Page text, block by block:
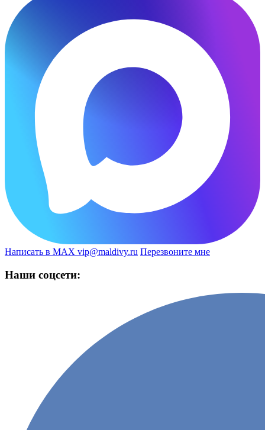
Написать в MAX vip@maldivy.ru Перезвоните мне
Наши соцсети: